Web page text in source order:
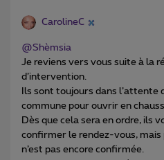
CarolineC
@Shèmsia
Je reviens vers vous suite à la
d’intervention.
Ils sont toujours dans l’attente
commune pour ouvrir en
Dès que cela sera en ordre, ils
confirmer le rendez-vous, mais
n’est pas encore confirmée.